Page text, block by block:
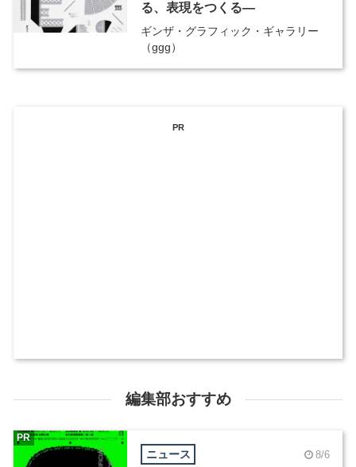
る、表現をつくる―
ギンザ・グラフィック・ギャラリー
（ggg）
PR
編集部おすすめ
ニュース 8/6
PR